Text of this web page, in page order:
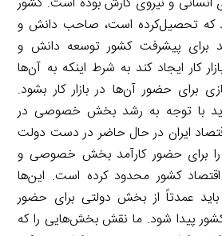
که تحصیل‌کرده است، صاحب دانش و
برای پیشرفت کشور توسعه دانش و
کار ایجاد کند به شرط اینکه به آن‌ها
برای حضور آن‌ها در بازار کار بشود.
با توجه به رشد بخش خصوصی در
ایران در حال حاضر در دست دولت
برای حضور کارآمد بخش خصوصی و
کشور محدود کرده است. این‌ها
عمدتاً از بخش دولتی برای حضور
کشور پیدا شود. ما نقش بخش‌هایی را که